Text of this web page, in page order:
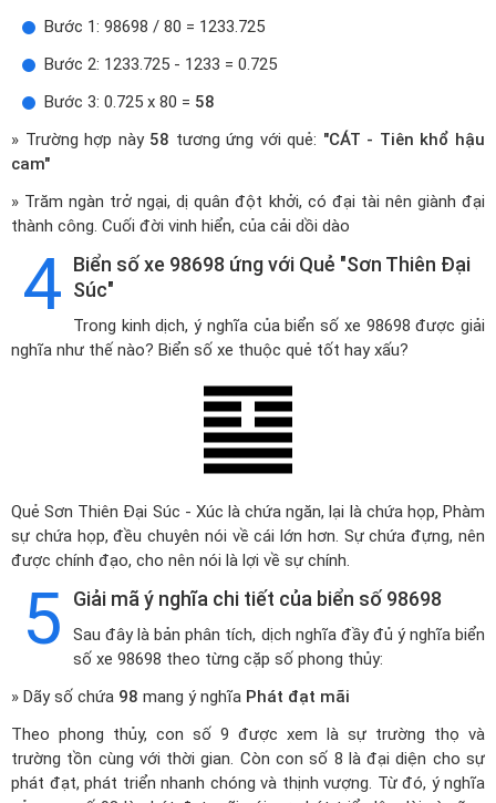
Bước 1: 98698 / 80 = 1233.725
Bước 2: 1233.725 - 1233 = 0.725
Bước 3: 0.725 x 80 = 58
» Trường hợp này 58 tương ứng với quẻ: "CÁT - Tiên khổ hậu
cam"
» Trăm ngàn trở ngại, dị quân đột khởi, có đại tài nên giành đại
thành công. Cuối đời vinh hiển, của cải dồi dào
4 Biển số xe 98698 ứng với Quẻ "Sơn Thiên Đại
Súc"
Trong kinh dịch, ý nghĩa của biển số xe 98698 được giải
nghĩa như thế nào? Biển số xe thuộc quẻ tốt hay xấu?
Quẻ Sơn Thiên Đại Súc - Xúc là chứa ngăn, lại là chứa họp, Phàm
sự chứa họp, đều chuyên nói về cái lớn hơn. Sự chứa đựng, nên
được chính đạo, cho nên nói là lợi về sự chính.
5 Giải mã ý nghĩa chi tiết của biển số 98698
Sau đây là bản phân tích, dịch nghĩa đầy đủ ý nghĩa biển
số xe 98698 theo từng cặp số phong thủy:
» Dãy số chứa 98 mang ý nghĩa Phát đạt mãi
Theo phong thủy, con số 9 được xem là sự trường thọ và
trường tồn cùng với thời gian. Còn con số 8 là đại diện cho sự
phát đạt, phát triển nhanh chóng và thịnh vượng. Từ đó, ý nghĩa